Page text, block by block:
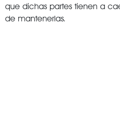
que dichas partes tienen a
de mantenerlas.